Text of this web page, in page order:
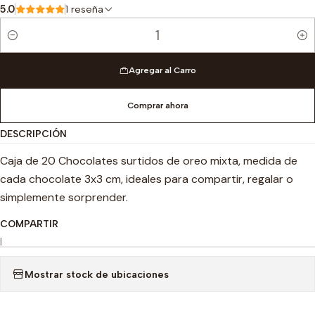
5.0 1 reseña
Cantidad
Agregar al Carro
Comprar ahora
DESCRIPCIÓN
Caja de 20 Chocolates surtidos de oreo mixta, medida de
cada chocolate 3x3 cm, ideales para compartir, regalar o
simplemente sorprender.
COMPARTIR
|
Mostrar stock de ubicaciones